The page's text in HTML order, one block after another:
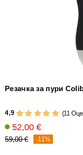
Резачка за пури
4,9 (11
52,00 €
59,00 € -11%